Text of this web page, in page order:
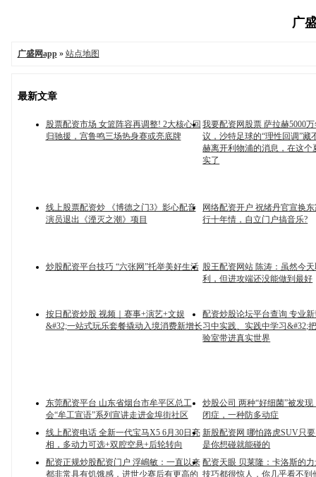
广
广盛网app» 站点地图
最新文章
股票配资市场 女篮阵容再调整! 2大核心回
归驰援，宫鲁鸣三场热身赛或亮底牌
我要配资网股票 萨拉赫5000
议，沙特足球的“理性回调”藏
赫离开利物浦的消息，在这个
实了
线上股票配资炒 《博德之门3》影心配音
演员退出《湮灭之潮》项目
网络配资开户 祝绪丹官宣换
行十年情，自立门户搞音乐?
炒股配资平台技巧 “六张网”托举美好生活 股王配资网站 陈涛：虽然今
利，但进攻端还没能做到最好
按日配资炒股 视频｜赛事+演艺+文娱
&#32;一站式玩乐套餐撬动入境消费新增长
配资炒股论坛平台查询 专业
习中实践、实践中学习&#32;
验室带进真实世界
东莞配资平台 山东省烟台市牟平区总工
会“牟工宣语”系列宣讲走进金埠街社区
炒股公司 两种“好细菌”被发
闭症，一种防多动症
线上配资电话 全新一代宝马X5 6月30日亮
相，多动力可选+双腔空悬+后轮转向
新股配资网 哪怕路虎SUV只
是你想碰就能碰的
配资正规炒股配资门户 浮嶋敏：一直以来
都非常具有饥饿感，进世少赛后有更高的
配资天眼 贝莱隆：卡洛斯的
技巧都很惊人，你几乎看不到